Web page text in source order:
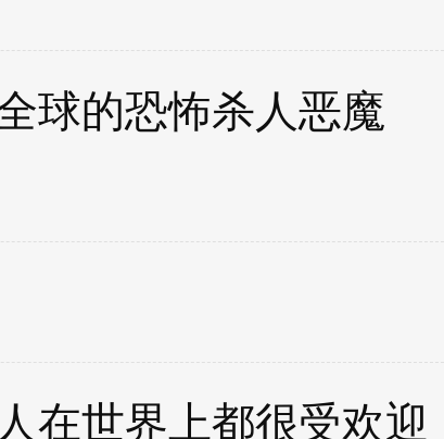
球的恐怖杀人恶魔
在世界上都很受欢迎